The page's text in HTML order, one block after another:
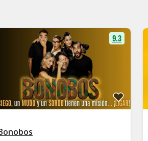
9.3